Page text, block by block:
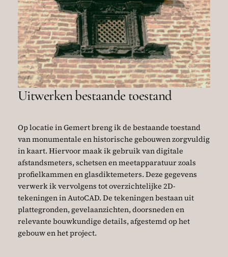
Uitwerken bestaande toestand
Op locatie in Gemert breng ik de bestaande toestand
van monumentale en historische gebouwen zorgvuldig
in kaart. Hiervoor maak ik gebruik van digitale
afstandsmeters, schetsen en meetapparatuur zoals
profielkammen en glasdiktemeters. Deze gegevens
verwerk ik vervolgens tot overzichtelijke 2D-
tekeningen in AutoCAD. De tekeningen bestaan uit
plattegronden, gevelaanzichten, doorsneden en
relevante bouwkundige details, afgestemd op het
gebouw en het project.